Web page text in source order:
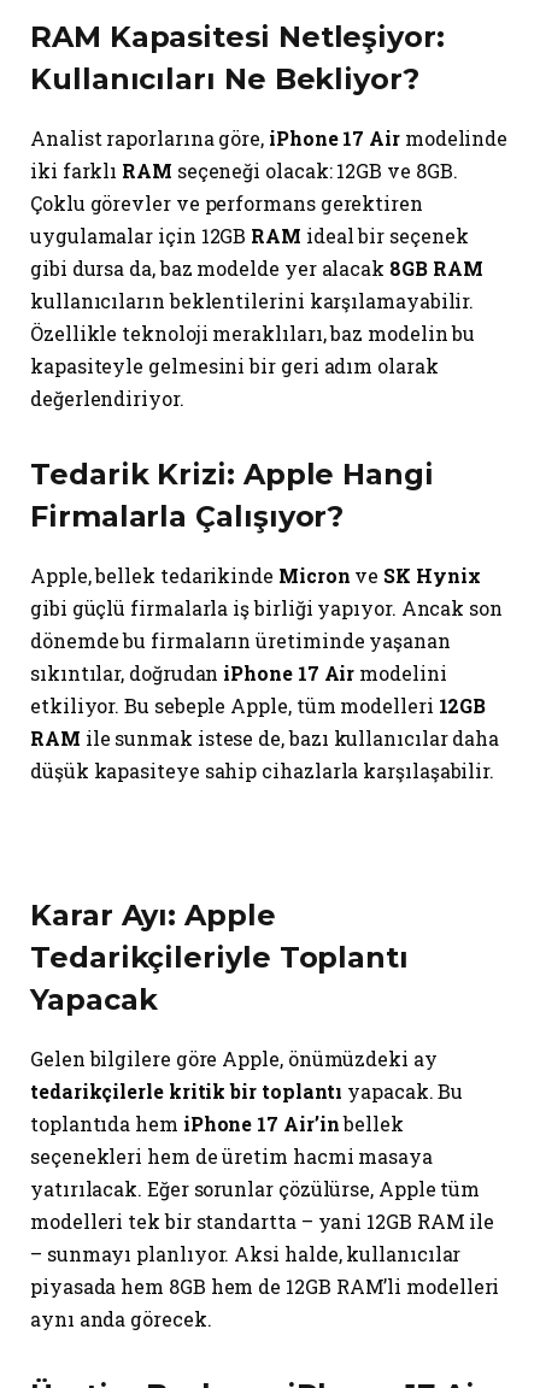
RAM Kapasitesi Netleşiyor:
Kullanıcıları Ne Bekliyor?
Analist raporlarına göre, iPhone 17 Airmodelinde
iki farklı RAM seçeneği olacak: 12GB ve 8GB.
Çoklu görevler ve performans gerektiren
uygulamalar için 12GB RAM ideal bir seçenek
gibi dursa da, baz modelde yer alacak 8GB RAM
kullanıcıların beklentilerini karşılamayabilir.
Özellikle teknoloji meraklıları, baz modelin bu
kapasiteyle gelmesini bir geri adım olarak
değerlendiriyor.
Tedarik Krizi: Apple Hangi
Firmalarla Çalışıyor?
Apple, bellek tedarikinde Micron ve SK Hynix
gibi güçlü firmalarla iş birliği yapıyor. Ancak son
dönemde bu firmaların üretiminde yaşanan
sıkıntılar, doğrudan iPhone 17 Air modelini
etkiliyor. Bu sebeple Apple, tüm modelleri 12GB
RAM ile sunmak istese de, bazı kullanıcılar daha
düşük kapasiteye sahip cihazlarla karşılaşabilir.
Karar Ayı: Apple
Tedarikçileriyle Toplantı
Yapacak
Gelen bilgilere göre Apple, önümüzdeki ay
tedarikçilerle kritik bir toplantı yapacak. Bu
toplantıda hem iPhone 17 Air’inbellek
seçenekleri hem de üretim hacmi masaya
yatırılacak. Eğer sorunlar çözülürse, Apple tüm
modelleri tek bir standartta – yani 12GB RAM ile
– sunmayı planlıyor. Aksi halde, kullanıcılar
piyasada hem 8GB hem de 12GB RAM’li modelleri
aynı anda görecek.